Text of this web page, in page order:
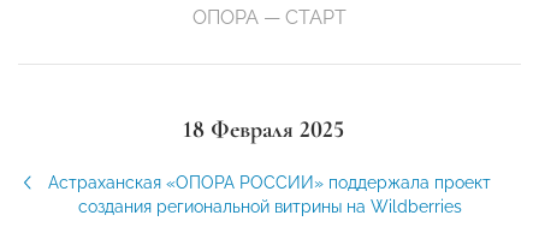
ОПОРА — СТАРТ
18 Февраля 2025
Астраханская «ОПОРА РОССИИ» поддержала проект
создания региональной витрины на Wildberries